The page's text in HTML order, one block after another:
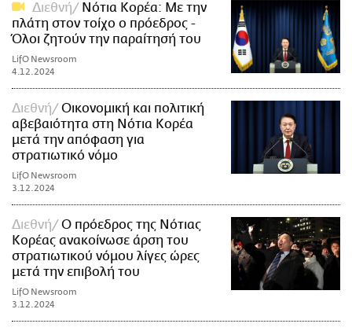
Διεθνή
Νότια Κορέα: Με την
πλάτη στον τοίχο ο πρόεδρος -
Όλοι ζητούν την παραίτησή του
LifO Newsroom
4.12.2024
Διεθνή
Οικονομική και πολιτική
αβεβαιότητα στη Νότια Κορέα
μετά την απόφαση για
στρατιωτικό νόμο
LifO Newsroom
3.12.2024
Διεθνή
Ο πρόεδρος της Νότιας
Κορέας ανακοίνωσε άρση του
στρατιωτικού νόμου λίγες ώρες
μετά την επιβολή του
LifO Newsroom
3.12.2024